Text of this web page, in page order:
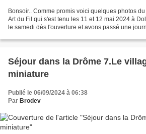
Bonsoir.. Comme promis voici quelques photos
Art du Fil qui s'est tenu les 11 et 12 mai 2024 à
le samedi dès l'ouverture et avons passé une
Séjour dans la Drôme 7.Le
miniature
Publié le 06/09/2024 à 06:38
Par Brodev